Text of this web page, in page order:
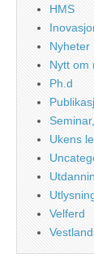
HMS
Nyheter
Nytt om
Ph.d
Ukens
Velferd